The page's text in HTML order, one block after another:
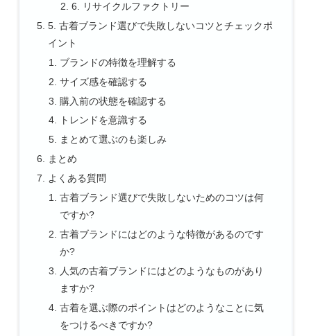
6. リサイクルファクトリー
5. 古着ブランド選びで失敗しないコツとチェックポ
イント
ブランドの特徴を理解する
サイズ感を確認する
購入前の状態を確認する
トレンドを意識する
まとめて選ぶのも楽しみ
まとめ
よくある質問
古着ブランド選びで失敗しないためのコツは何
ですか?
古着ブランドにはどのような特徴があるのです
か?
人気の古着ブランドにはどのようなものがあり
ますか?
古着を選ぶ際のポイントはどのようなことに気
をつけるべきですか?